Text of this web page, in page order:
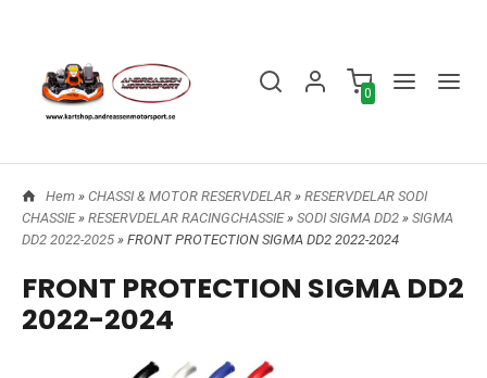
0
Hem » CHASSI & MOTOR RESERVDELAR » RESERVDELAR SODI
CHASSIE» RESERVDELAR RACINGCHASSIE» SODI SIGMA DD2 » SIGMA
DD2 2022-2025 » FRONT PROTECTION SIGMA DD2 2022-2024
FRONT PROTECTION SIGMA DD2
2022-2024